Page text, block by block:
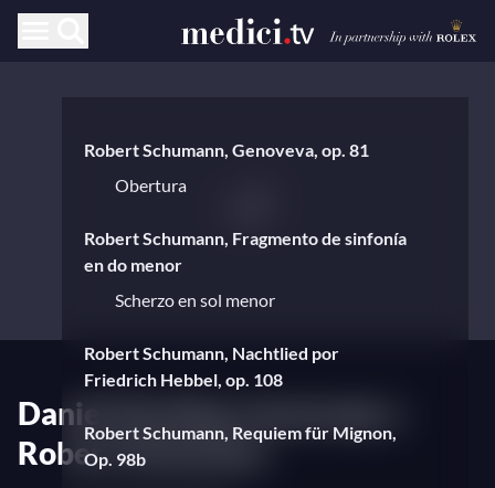
Robert Schumann, Genoveva, op. 81
Obertura
Robert Schumann, Fragmento de sinfonía
en do menor
Scherzo en sol menor
Robert Schumann, Nachtlied por
Friedrich Hebbel, op. 108
Robert Schumann, Requiem für Mignon,
Op. 98b
Daniel Harding, homenaje a
Robert Schumann